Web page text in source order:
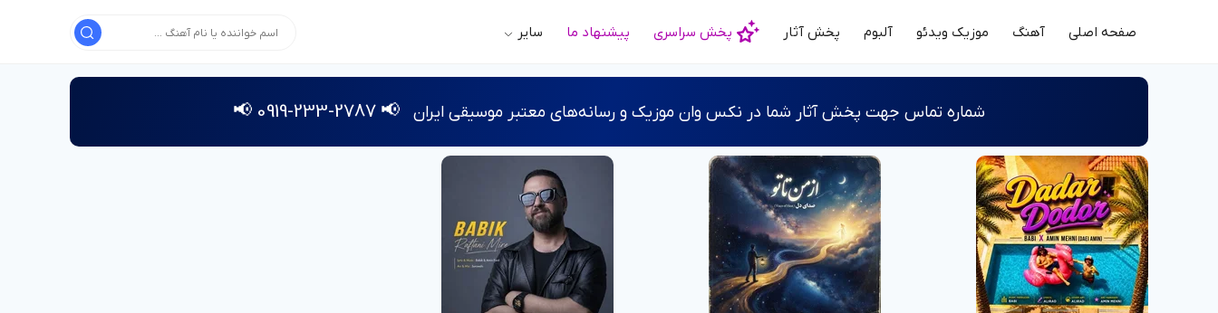
صفحه اصلی آهنگ موزیک ویدئو آلبوم پخش آثار پخش سراسری پیشنهاد ما سایر
شماره‌ تماس جهت پخش آثار شما در نکس وان موزیک و رسانه‌های معتبر موسیقی ایران 📢 2787-233-0919 📢